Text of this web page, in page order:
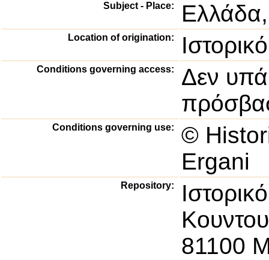
Subject - Place:
Location of origination:
Conditions governing access:
Δεν
Conditions governing use:
©
Ergani
Repository:
81100